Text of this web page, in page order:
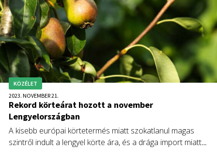
KÖZÉLET
2023. NOVEMBER 21.
Rekord körteárat hozott a november
Lengyelországban
A kisebb európai körtetermés miatt szokatlanul magas
szintről indult a lengyel körte ára, és a drága import miatt